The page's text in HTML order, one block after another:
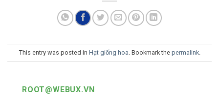
This entry was posted in Hạt giống hoa . Bookmark the permalink.
ROOT@WEBUX.VN